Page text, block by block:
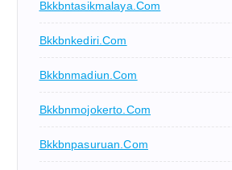
Bkkbntasikmalaya.com
Bkkbnkediri.com
Bkkbnmadiun.com
Bkkbnmojokerto.com
Bkkbnpasuruan.com